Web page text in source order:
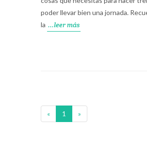
poder llevar bien una jornada.
la ...leer más
« 1 »